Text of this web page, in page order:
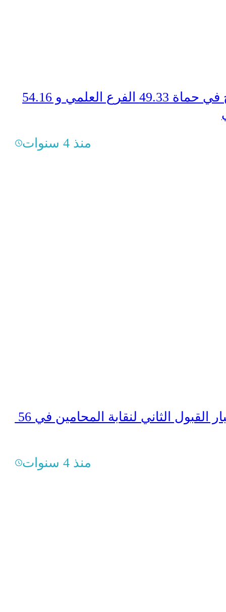
نسبة النجاح في حماة 49.33 الفرع العلمي و 54.16
منذ 4 سنوات
56 متقدماً لاختبار القبول الثاني لنقابة المحامين في
منذ 4 سنوات